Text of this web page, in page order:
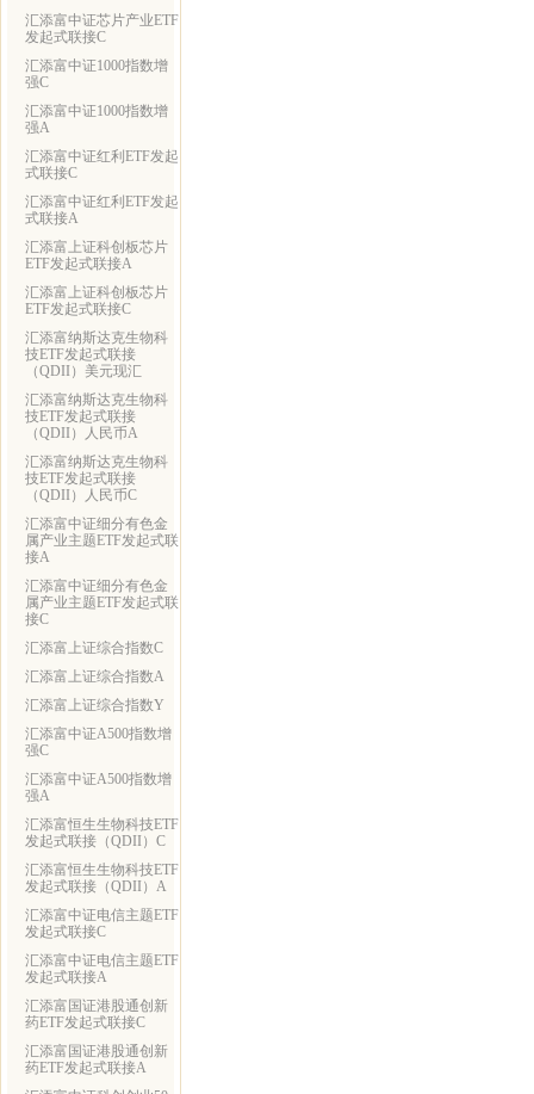
汇添富中证芯片产业ETF
发起式联接C
汇添富中证1000指数增
强C
汇添富中证1000指数增
强A
汇添富中证红利ETF发起
式联接C
汇添富中证红利ETF发起
式联接A
汇添富上证科创板芯片
ETF发起式联接A
汇添富上证科创板芯片
ETF发起式联接C
汇添富纳斯达克生物科
技ETF发起式联接
（QDII）美元现汇
汇添富纳斯达克生物科
技ETF发起式联接
（QDII）人民币A
汇添富纳斯达克生物科
技ETF发起式联接
（QDII）人民币C
汇添富中证细分有色金
属产业主题ETF发起式联
接A
汇添富中证细分有色金
属产业主题ETF发起式联
接C
汇添富上证综合指数C
汇添富上证综合指数A
汇添富上证综合指数Y
汇添富中证A500指数增
强C
汇添富中证A500指数增
强A
汇添富恒生生物科技ETF
发起式联接（QDII）C
汇添富恒生生物科技ETF
发起式联接（QDII）A
汇添富中证电信主题ETF
发起式联接C
汇添富中证电信主题ETF
发起式联接A
汇添富国证港股通创新
药ETF发起式联接C
汇添富国证港股通创新
药ETF发起式联接A